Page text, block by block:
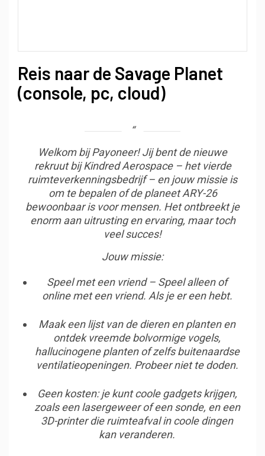
Reis naar de Savage Planet
(console, pc, cloud)
Welkom bij Payoneer! Jij bent de nieuwe
rekruut bij Kindred Aerospace – het vierde
ruimteverkenningsbedrijf – en jouw missie is
om te bepalen of de planeet ARY-26
bewoonbaar is voor mensen. Het ontbreekt je
enorm aan uitrusting en ervaring, maar toch
veel succes!
Jouw missie:
Speel met een vriend – Speel alleen of
online met een vriend. Als je er een hebt.
Maak een lijst van de dieren en planten en
ontdek vreemde bolvormige vogels,
hallucinogene planten of zelfs buitenaardse
ventilatieopeningen. Probeer niet te doden.
Geen kosten: je kunt coole gadgets krijgen,
zoals een lasergeweer of een sonde, en een
3D-printer die ruimteafval in coole dingen
kan veranderen.